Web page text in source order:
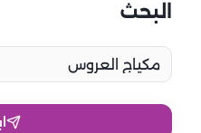
البحث